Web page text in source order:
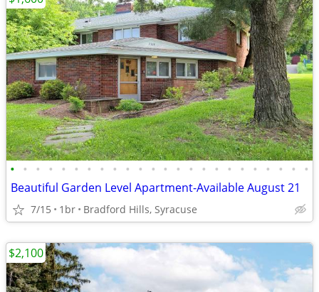
• • • • • • • • • • • • • • • • • • • • • • • •
Beautiful Garden Level Apartment-Available August 21
7/15 1br Bradford Hills, Syracuse
$2,100